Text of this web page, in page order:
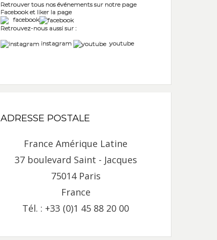
Retrouver tous nos événements sur notre page
Facebook et liker la page
facebook
Retrouvez-nous aussi sur :
instagram
youtube
ADRESSE POSTALE
France Amérique Latine
37 boulevard Saint - Jacques
75014 Paris
France
Tél. : +33 (0)1 45 88 20 00